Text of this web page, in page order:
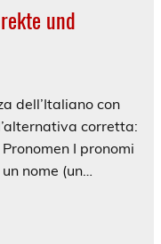
und
dell’Italiano con
corretta:
I pronomi
nome (un…